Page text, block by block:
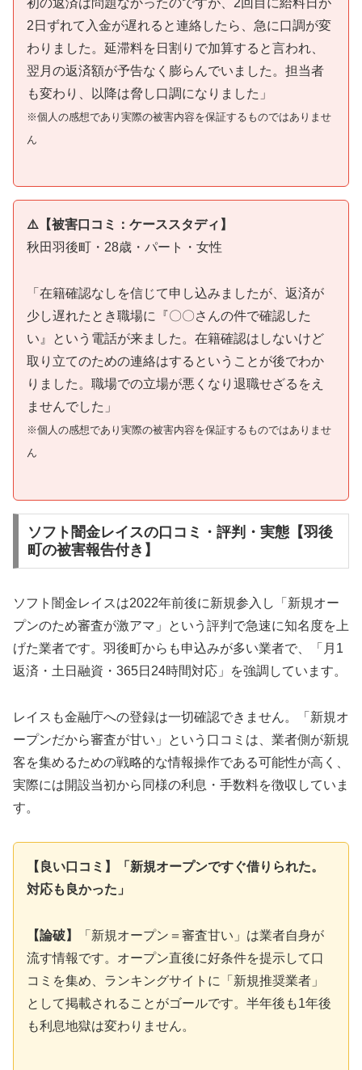
2日ずれて入金が遅れると連絡したら、急に口調が変
わりました。延滞料を日割りで加算すると言われ、
翌月の返済額が予告なく膨らんでいました。担当者
も変わり、以降は脅し口調になりました」
※個人の感想であり実際の被害内容を保証するものではありませ
ん
⚠️【被害口コミ：ケーススタディ】
秋田羽後町・28歳・パート・女性
「在籍確認なしを信じて申し込みましたが、返済が
少し遅れたとき職場に『〇〇さんの件で確認した
い』という電話が来ました。在籍確認はしないけど
取り立てのための連絡はするということが後でわか
りました。職場での立場が悪くなり退職せざるをえ
ませんでした」
※個人の感想であり実際の被害内容を保証するものではありませ
ん
ソフト闇金レイスの口コミ・評判・実態【羽後
町の被害報告付き】
ソフト闇金レイスは2022年前後に新規参入し「新規オー
プンのため審査が激アマ」という評判で急速に知名度を上
げた業者です。羽後町からも申込みが多い業者で、「月1
返済・土日融資・365日24時間対応」を強調しています。
レイスも金融庁への登録は一切確認できません。「新規オ
ープンだから審査が甘い」という口コミは、業者側が新規
客を集めるための戦略的な情報操作である可能性が高く、
実際には開設当初から同様の利息・手数料を徴収していま
す。
【良い口コミ】「新規オープンですぐ借りられた。
対応も良かった」
【論破】
「新規オープン＝審査甘い」は業者自身が
流す情報です。オープン直後に好条件を提示して口
コミを集め、ランキングサイトに「新規推奨業者」
として掲載されることがゴールです。半年後も1年後
も利息地獄は変わりません。